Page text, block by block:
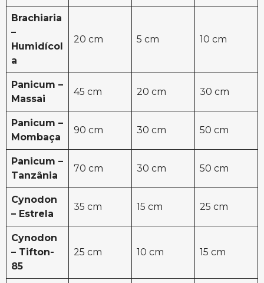
Brachiaria
–
Humidícol
a
20 cm 5 cm 10 cm
Panicum –
Massai
45 cm 20 cm 30 cm
Panicum –
Mombaça
90 cm 30 cm 50 cm
Panicum –
Tanzânia
70 cm 30 cm 50 cm
Cynodon
– Estrela
35 cm 15 cm 25 cm
Cynodon
– Tifton-
85
25 cm 10 cm 15 cm